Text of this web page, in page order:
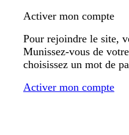
Activer mon compte
Pour rejoindre le site,
Munissez-vous de
choisissez un mot de
Activer mon compte